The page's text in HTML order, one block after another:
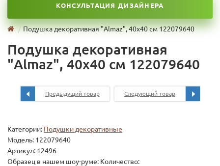
КОНСУЛЬТАЦИЯ ДИЗАЙНЕРА
Подушка декоративная "Almaz", 40х40 см 122079640
Подушка декоративная
"Almaz", 40х40 см 122079640
Предыдущий товар Следующий товар
Категории: Подушки декоративные
Модель: 122079640
Артикул: 12496
Образец в нашем шоу-руме: Количество: